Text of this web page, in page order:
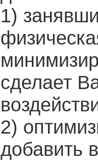
1)
сделает
2)
добавить